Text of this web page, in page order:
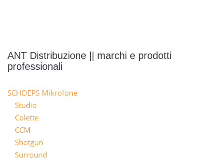
ANT Distribuzione || marchi e prodotti
professionali
SCHOEPS Mikrofone
Studio
Colette
CCM
Shotgun
Surround